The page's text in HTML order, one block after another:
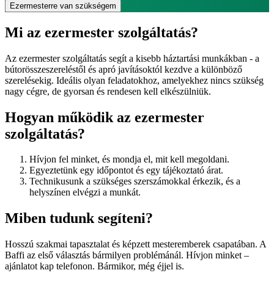
Ezermesterre van szükségem
Mi az ezermester szolgáltatás?
Az ezermester szolgáltatás segít a kisebb háztartási munkákban - a
bútorösszeszereléstől és apró javításoktól kezdve a különböző
szerelésekig. Ideális olyan feladatokhoz, amelyekhez nincs szükség
nagy cégre, de gyorsan és rendesen kell elkészülniük.
Hogyan működik az ezermester
szolgáltatás?
Hívjon fel minket, és mondja el, mit kell megoldani.
Egyeztetünk egy időpontot és egy tájékoztató árat.
Technikusunk a szükséges szerszámokkal érkezik, és a
helyszínen elvégzi a munkát.
Miben tudunk segíteni?
Hosszú szakmai tapasztalat és képzett mesteremberek csapatában. A
Baffi az első választás bármilyen problémánál. Hívjon minket –
ajánlatot kap telefonon. Bármikor, még éjjel is.